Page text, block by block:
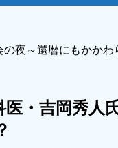
夜～還暦にもかか
・吉岡秀